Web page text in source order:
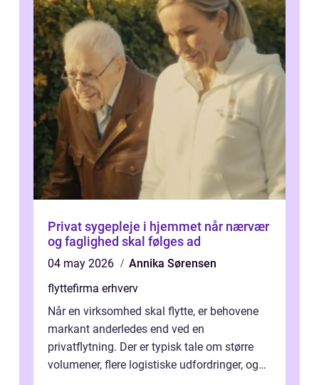
Privat sygepleje i hjemmet når nærvær
og faglighed skal følges ad
04 may 2026
Annika Sørensen
flyttefirma erhverv
Når en virksomhed skal flytte, er behovene
markant anderledes end ved en
privatflytning. Der er typisk tale om større
volumener, flere logistiske udfordringer, og